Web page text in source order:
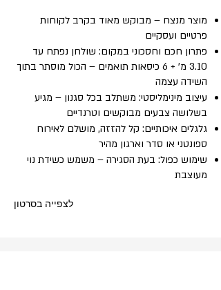
מוצר מנצח – מבוקש מאוד בקרב לקוחות
פרטיים ועסקיים
פתרון חכם וחסכוני במקום: שולחן נפתח עד
3.10 מ' + 6 כיסאות תואמים – הכול מוסתר בתוך
השידה עצמה
עיצוב מינימליסטי: משתלב בכל סגנון – מגיע
בשלושה צבעים מבוקשים וטרנדיים
גלגלים איכותיים: קל להזזה, מושלם לאירוח
ספונטני או סדר וארגון מהיר
שימוש כפול: בעת הסגירה – משמש כשידת נוי
מעוצבת
לצפייה בסרטון